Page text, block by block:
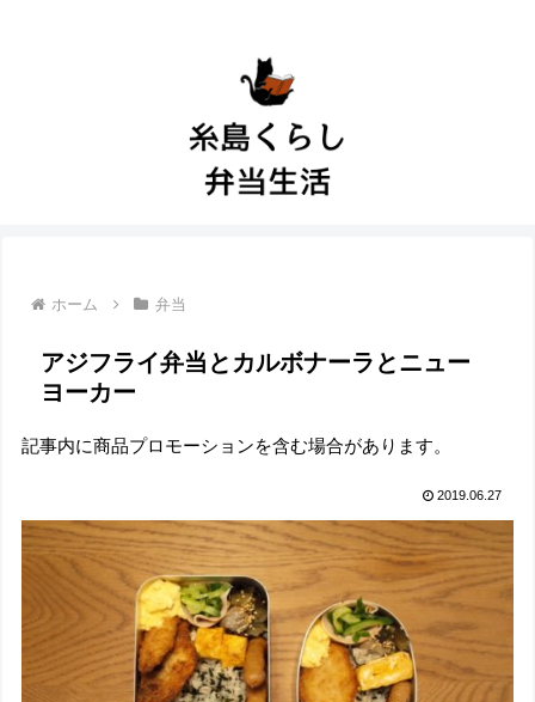
ホーム 弁当
アジフライ弁当とカルボナーラとニュー
ヨーカー
記事内に商品プロモーションを含む場合があります。
2019.06.27